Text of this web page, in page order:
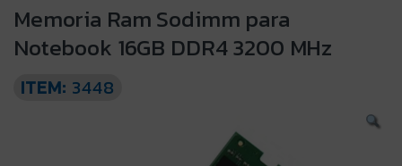
Memoria Ram Sodimm para
Notebook 16GB DDR4 3200 MHz
ITEM: 3448